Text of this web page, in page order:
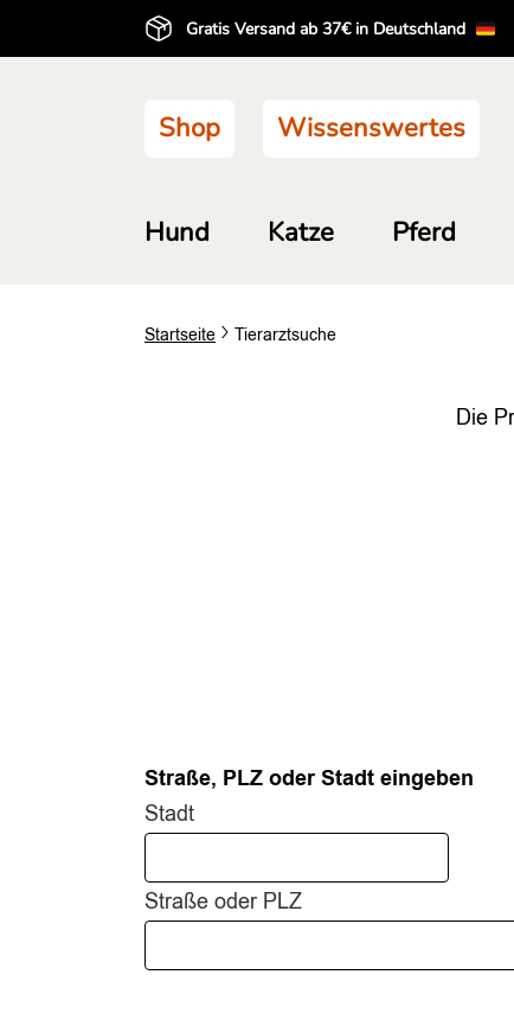
Gratis Versand ab 37€ in Deutschland
Shop Wissenswertes
Hund Katze Pferd
Startseite Tierarztsuche
Die
Straße, PLZ oder Stadt eingeben
Stadt
Straße oder PLZ